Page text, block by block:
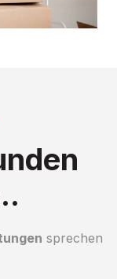
sprechen